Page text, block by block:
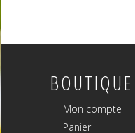
BOUTIQUE
Mon compte
Panier